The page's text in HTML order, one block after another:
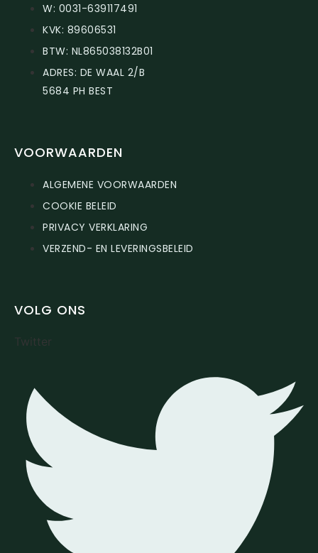
W: 0031-639117491
KVK: 89606531
BTW: NL865038132B01
ADRES: DE WAAL 2/B
5684 PH BEST
VOORWAARDEN
ALGEMENE VOORWAARDEN
COOKIE BELEID
PRIVACY VERKLARING
VERZEND- EN LEVERINGSBELEID
VOLG ONS
Twitter